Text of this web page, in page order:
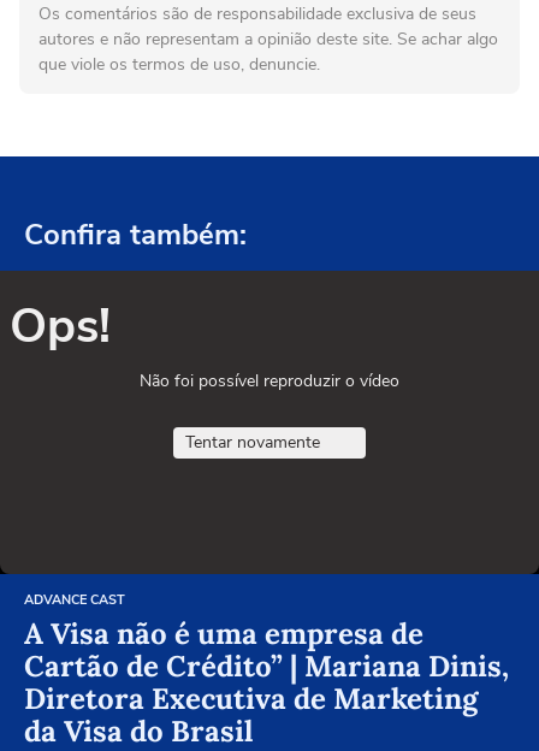
Os comentários são de responsabilidade exclusiva de seus
autores e não representam a opinião deste site. Se achar algo
que viole os termos de uso, denuncie.
Confira também:
Ops!
Não foi possível reproduzir o vídeo
Tentar novamente
ADVANCE CAST
A Visa não é uma empresa de
Cartão de Crédito” | Mariana Dinis,
Diretora Executiva de Marketing
da Visa do Brasil